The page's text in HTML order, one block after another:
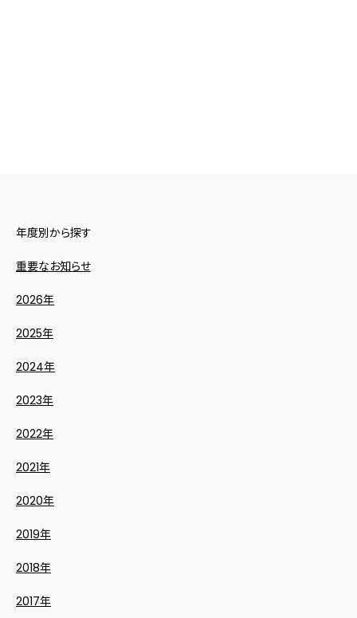
年度別から探す
重要なお知らせ
2026年
2025年
2024年
2023年
2022年
2021年
2020年
2019年
2018年
2017年